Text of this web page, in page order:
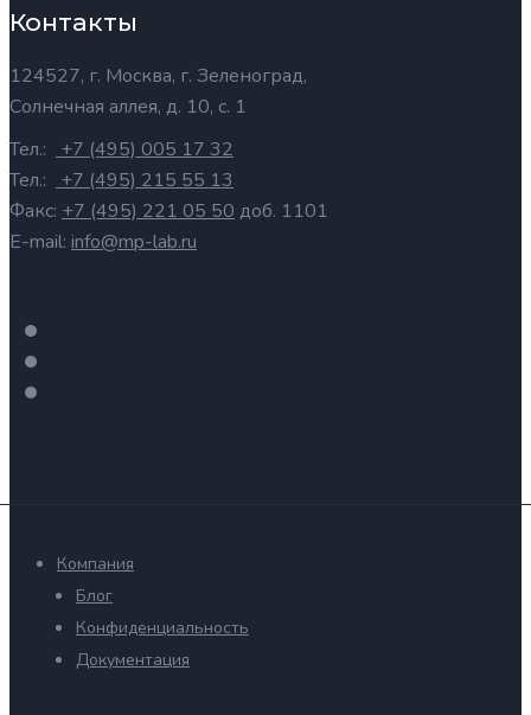
Контакты
124527, г. Москва, г. Зеленоград,
Солнечная аллея, д. 10, с. 1
Тел.:
+7 (495) 005 17 32
Тел.:
+7 (495) 215 55 13
Факс: +7 (495) 221 05 50 доб. 1101
E-mail: info@mp-lab.ru
Компания
Блог
Конфиденциальность
Документация